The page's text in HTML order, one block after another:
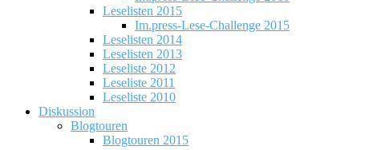
Leselisten 2015
Im.press-Lese-Challenge 2015
Leselisten 2014
Leselisten 2013
Leseliste 2012
Leseliste 2011
Leseliste 2010
Diskussion
Blogtouren
Blogtouren 2015